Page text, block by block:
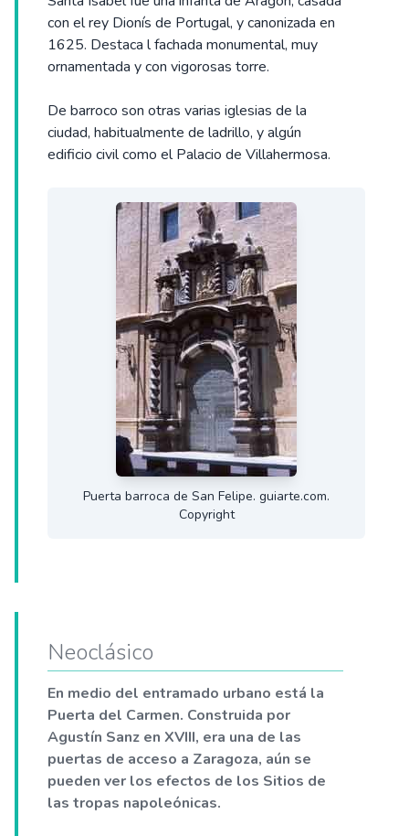
con el rey Dionís de Portugal, y canonizada en
1625. Destaca l fachada monumental, muy
ornamentada y con vigorosas torre.
De barroco son otras varias iglesias de la
ciudad, habitualmente de ladrillo, y algún
edificio civil como el Palacio de Villahermosa.
Puerta barroca de San Felipe. guiarte.com.
Copyright
Neoclásico
En medio del entramado urbano está la
Puerta del Carmen. Construida por
Agustín Sanz en XVIII, era una de las
puertas de acceso a Zaragoza, aún se
pueden ver los efectos de los Sitios de
las tropas napoleónicas.